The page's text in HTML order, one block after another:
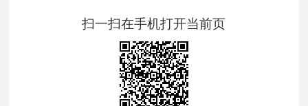
扫一扫在手机打开当前页